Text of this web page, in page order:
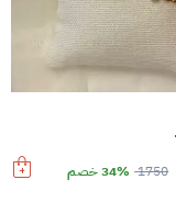
1750 34% خصم